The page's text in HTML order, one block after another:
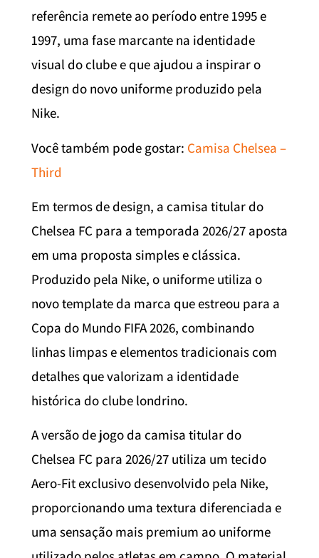
referência remete ao período entre 1995 e
1997, uma fase marcante na identidade
visual do clube e que ajudou a inspirar o
design do novo uniforme produzido pela
Nike.
Você também pode gostar: Camisa Chelsea –
Third
Em termos de design, a camisa titular do
Chelsea FC para a temporada 2026/27 aposta
em uma proposta simples e clássica.
Produzido pela Nike, o uniforme utiliza o
novo template da marca que estreou para a
Copa do Mundo FIFA 2026, combinando
linhas limpas e elementos tradicionais com
detalhes que valorizam a identidade
histórica do clube londrino.
A versão de jogo da camisa titular do
Chelsea FC para 2026/27 utiliza um tecido
Aero-Fit exclusivo desenvolvido pela Nike,
proporcionando uma textura diferenciada e
uma sensação mais premium ao uniforme